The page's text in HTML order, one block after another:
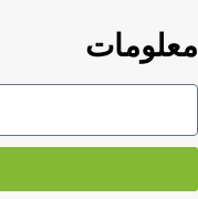
معلومات